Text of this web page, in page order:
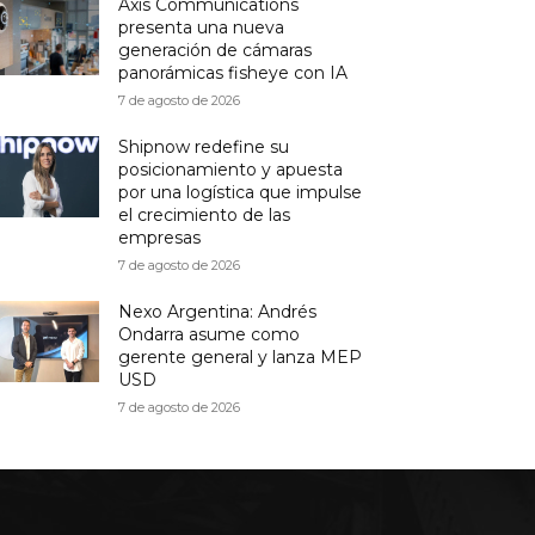
Axis Communications
presenta una nueva
generación de cámaras
panorámicas fisheye con IA
7 de agosto de 2026
Shipnow redefine su
posicionamiento y apuesta
por una logística que impulse
el crecimiento de las
empresas
7 de agosto de 2026
Nexo Argentina: Andrés
Ondarra asume como
gerente general y lanza MEP
USD
7 de agosto de 2026